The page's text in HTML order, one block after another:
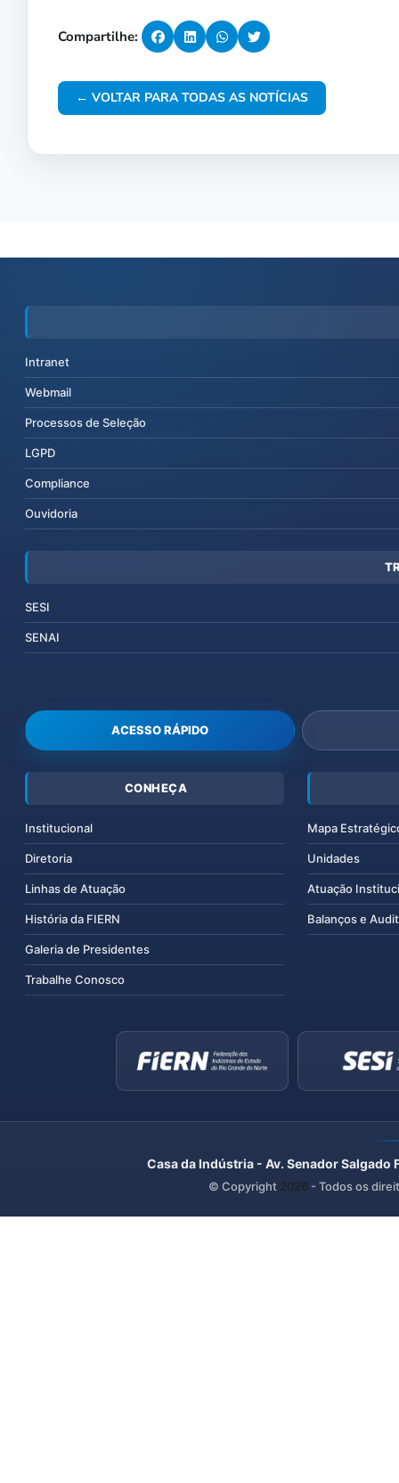
Compartilhe:
← VOLTAR PARA TODAS AS NOTÍCIAS
Intranet
Webmail
Processos de Seleção
LGPD
Compliance
Ouvidoria
SESI
SENAI
ACESSO RÁPIDO
CONHEÇA
Institucional
Diretoria
Linhas de Atuação
História da FIERN
Galeria de Presidentes
Trabalhe Conosco
Mapa
Unidades
Atuação
Balanços e
Casa da Indústria - Av. Senador
© Copyright 2026 - Todos os